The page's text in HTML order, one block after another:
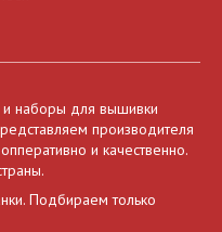
и наборы для вышивки
производителя
и качественно.
Подбираем только